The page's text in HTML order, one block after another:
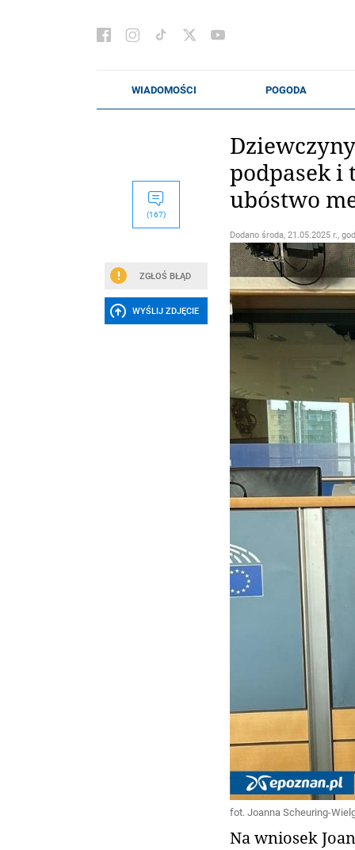
(167)
ZGŁOŚ BŁĄD
WYŚLIJ ZDJĘCIE
podpasek i
ubóstwo
Dodano środa, 21.05.2025 r.,
fot. Joanna Scheuring-
Na wniosek